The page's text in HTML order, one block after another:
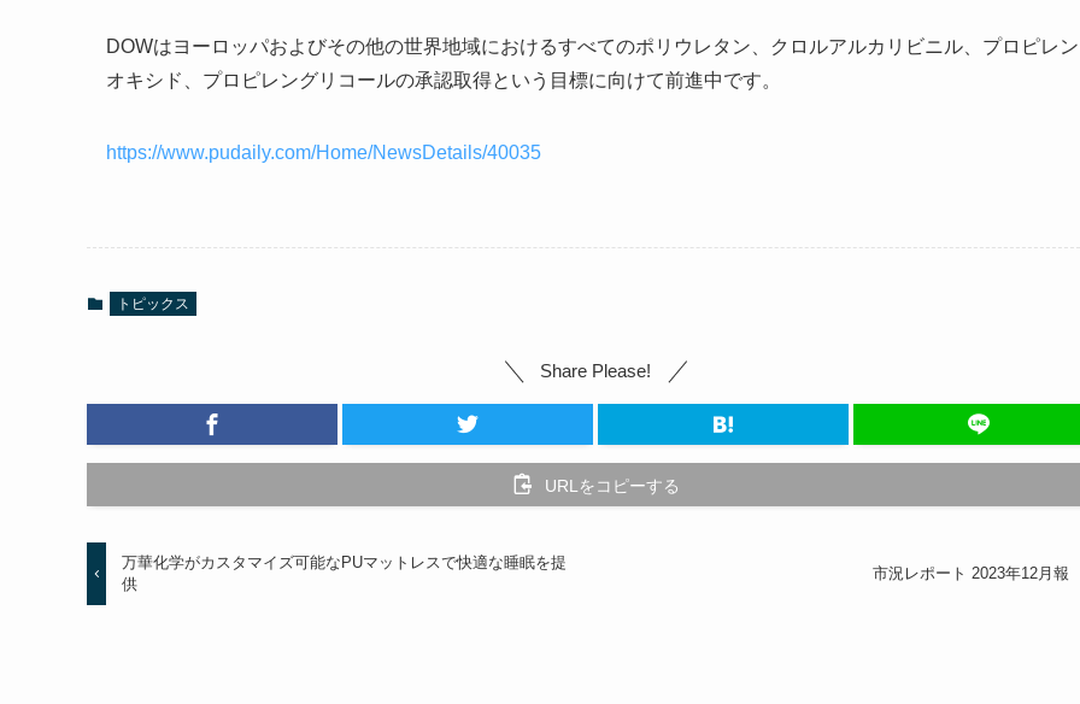
DOWはヨーロッパおよびその他の世界地域におけるすべてのポリウレタン、クロルアルカリビニル、プロピレン
オキシド、プロピレングリコールの承認取得という目標に向けて前進中です。
https://www.pudaily.com/Home/NewsDetails/40035
トピックス
Share Please!
URLをコピーする
万華化学がカスタマイズ可能なPUマットレスで快適な睡眠を提
供
市況レポート 2023年12月報